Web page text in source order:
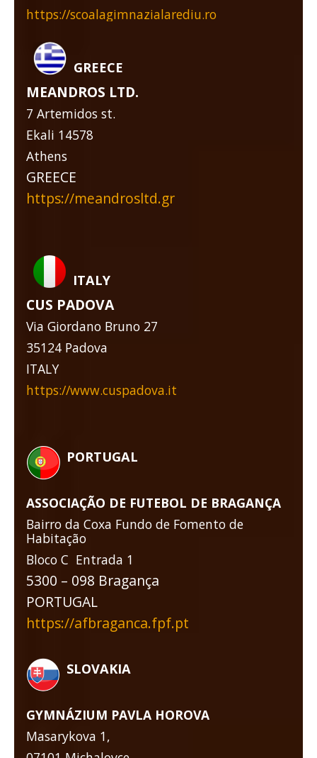
https://scoalagimnazialarediu.ro
GREECE
MEANDROS LTD.
7 Artemidos st.
Ekali 14578
Athens
GREECE
https://meandrosltd.gr
ITALY
CUS PADOVA
Via Giordano Bruno 27
35124 Padova
ITALY
https://www.cuspadova.it
PORTUGAL
ASSOCIAÇÃO DE FUTEBOL DE BRAGANÇA
Bairro da Coxa Fundo de Fomento de
Habitação
Bloco C Entrada 1
5300 – 098 Bragança
PORTUGAL
https://afbraganca.fpf.pt
SLOVAKIA
GYMNÁZIUM PAVLA HOROVA
Masarykova 1,